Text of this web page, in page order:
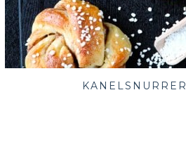
KANELSNURRER